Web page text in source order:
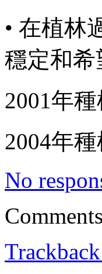
• 在植林
穩定和希
2001年
2004年
No